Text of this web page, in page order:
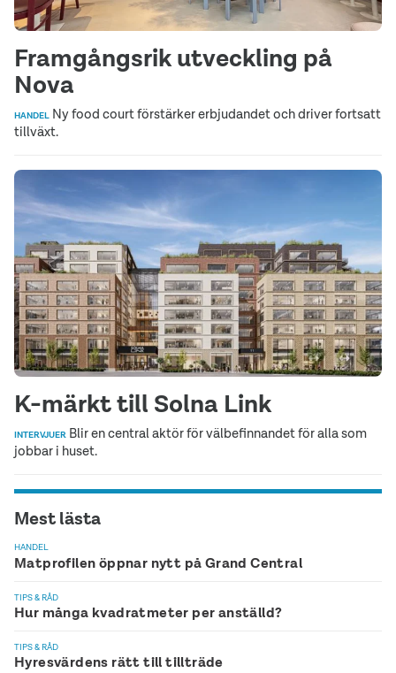
Framgångsrik utveckling på
Nova
HANDEL Ny food court förstärker erbjudandet och driver fortsatt
tillväxt.
K-märkt till Solna Link
INTERVJUER Blir en central aktör för välbefinnandet för alla som
jobbar i huset.
Mest lästa
HANDEL
Matprofilen öppnar nytt på Grand Central
TIPS & RÅD
Hur många kvadratmeter per anställd?
TIPS & RÅD
Hyresvärdens rätt till tillträde